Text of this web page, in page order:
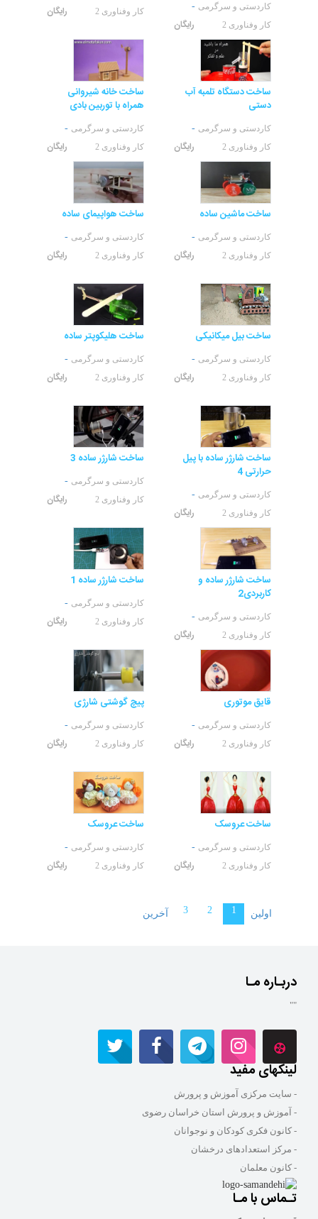
کاردستی و سرگرمی -
کار وفناوری 2 رایگان
کار وفناوری 2 رایگان
ساخت دستگاه تلمبه آب
دستی
کاردستی و سرگرمی -
کار وفناوری 2 رایگان
ساخت خانه شیروانی
همراه با توربین بادی
کاردستی و سرگرمی -
کار وفناوری 2 رایگان
ساخت ماشین ساده
کاردستی و سرگرمی -
کار وفناوری 2 رایگان
ساخت هواپیمای ساده
کاردستی و سرگرمی -
کار وفناوری 2 رایگان
ساخت بیل میکانیکی
کاردستی و سرگرمی -
کار وفناوری 2 رایگان
ساخت هلیکوپتر ساده
کاردستی و سرگرمی -
کار وفناوری 2 رایگان
ساخت شارژر ساده با پیل
حرارتی 4
کاردستی و سرگرمی -
کار وفناوری 2 رایگان
ساخت شارژر ساده 3
کاردستی و سرگرمی -
کار وفناوری 2 رایگان
ساخت شارژر ساده و
کاربردی2
کاردستی و سرگرمی -
کار وفناوری 2 رایگان
ساخت شارژر ساده 1
کاردستی و سرگرمی -
کار وفناوری 2 رایگان
قایق موتوری
کاردستی و سرگرمی -
کار وفناوری 2 رایگان
پیچ گوشتی شارژی
کاردستی و سرگرمی -
کار وفناوری 2 رایگان
ساخت عروسک
کاردستی و سرگرمی -
کار وفناوری 2 رایگان
ساخت عروسک
کاردستی و سرگرمی -
کار وفناوری 2 رایگان
اولین 1
2
3 آخرین
دربـاره مـا
""
لینکهای مفید
- سایت مرکزی آموزش و پرورش
- آموزش و پرورش استان خراسان رضوی
- کانون فکری کودکان و نوجوانان
- مرکز استعدادهای درخشان
- کانون معلمان
تـماس با مـا